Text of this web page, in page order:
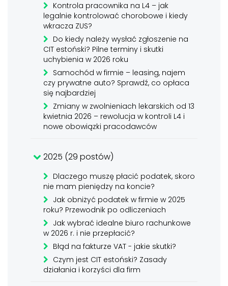
Kontrola pracownika na L4 – jak
legalnie kontrolować chorobowe i kiedy
wkracza ZUS?
Do kiedy należy wysłać zgłoszenie na
CIT estoński? Pilne terminy i skutki
uchybienia w 2026 roku
Samochód w firmie – leasing, najem
czy prywatne auto? Sprawdź, co opłaca
się najbardziej
Zmiany w zwolnieniach lekarskich od 13
kwietnia 2026 – rewolucja w kontroli L4 i
nowe obowiązki pracodawców
2025 (29 postów)
Dlaczego muszę płacić podatek, skoro
nie mam pieniędzy na koncie?
Jak obniżyć podatek w firmie w 2025
roku? Przewodnik po odliczeniach
Jak wybrać idealne biuro rachunkowe
w 2026 r. i nie przepłacić?
Błąd na fakturze VAT - jakie skutki?
Czym jest CIT estoński? Zasady
działania i korzyści dla firm